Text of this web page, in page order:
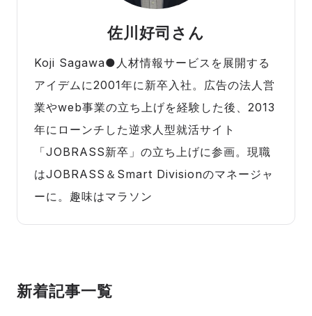
佐川好司さん
Koji Sagawa●人材情報サービスを展開する
アイデムに2001年に新卒入社。広告の法人営
業やweb事業の立ち上げを経験した後、2013
年にローンチした逆求人型就活サイト
「JOBRASS新卒」の立ち上げに参画。現職
はJOBRASS＆Smart Divisionのマネージャ
ーに。趣味はマラソン
新着記事一覧